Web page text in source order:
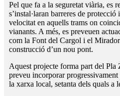
Pel que fa a la seguretat viària, es
s’instal·laran barreres de
velocitat en aquells trams on
vianants. A més, es preveuen
com la Font del Cargol i el
construcció d’un nou pont.
Aquest projecte forma part del Pla
preveu incorporar
la xarxa local, setanta dels quals a